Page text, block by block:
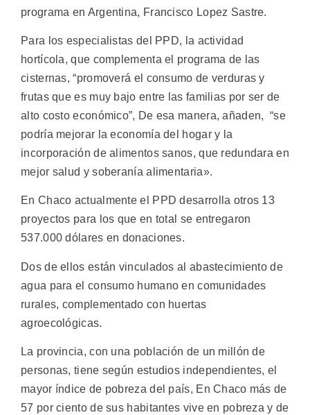
programa en Argentina, Francisco Lopez Sastre.
Para los especialistas del PPD, la actividad
hortícola, que complementa el programa de las
cisternas, “promoverá el consumo de verduras y
frutas que es muy bajo entre las familias por ser de
alto costo económico”, De esa manera, añaden, “se
podría mejorar la economía del hogar y la
incorporación de alimentos sanos, que redundara en
mejor salud y soberanía alimentaria».
En Chaco actualmente el PPD desarrolla otros 13
proyectos para los que en total se entregaron
537.000 dólares en donaciones.
Dos de ellos están vinculados al abastecimiento de
agua para el consumo humano en comunidades
rurales, complementado con huertas
agroecológicas.
La provincia, con una población de un millón de
personas, tiene según estudios independientes, el
mayor índice de pobreza del país, En Chaco más de
57 por ciento de sus habitantes vive en pobreza y de